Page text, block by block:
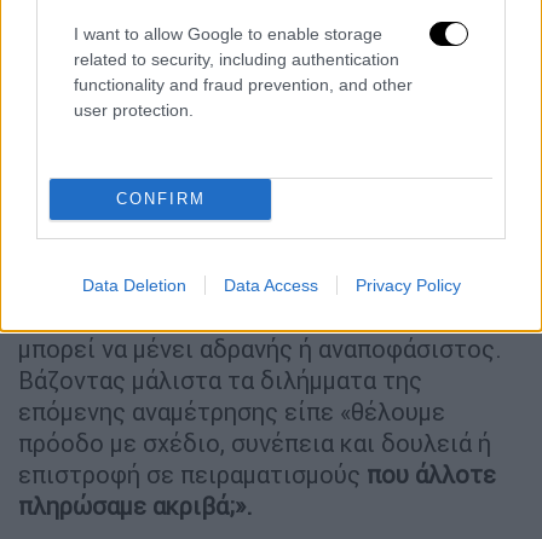
I want to allow Google to enable storage
related to security, including authentication
functionality and fraud prevention, and other
user protection.
CONFIRM
Data Deletion Data Access Privacy Policy
λέγοντας πως θα είναι καθοριστικές. «Η
χώρα δεν έχει περιθώρια να χάνει χρόνο και
ευκαιρίες, ούτε να μπει σε έναν αδιέξοδο
ισχυρή και σοβαρή κυβέρνηση» τόνισε.
«Η Κυριακή της μεγάλης επιλογής θα είναι
φέρει την αυτοδυναμία» είπε
μπορεί να μένει αδρανής ή αναποφάσιστος.
Βάζοντας μάλιστα τα διλήμματα της
επόμενης αναμέτρησης είπε «θέλουμε
πρόοδο με σχέδιο, συνέπεια και δουλειά ή
επιστροφή σε πειραματισμούς που άλλοτε
πληρώσαμε ακριβά;».